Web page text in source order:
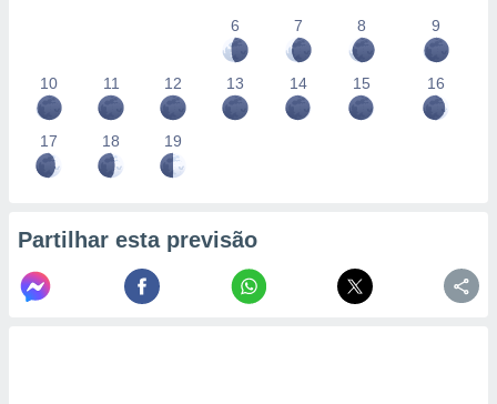
6
7 8 9
10 11 12 13 14 15 16
17 18 19
Partilhar esta previsão